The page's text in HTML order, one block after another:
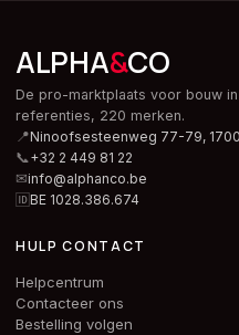
ALPHA&CO
De pro-marktplaats voor bouw
referenties, 220 merken.
📍Ninoofsesteenweg 77-79,
📞+32 2 449 81 22
✉info@alphanco.be
🆔BE 1028.386.674
HULP CONTACT
Helpcentrum
Contacteer ons
Bestelling volgen